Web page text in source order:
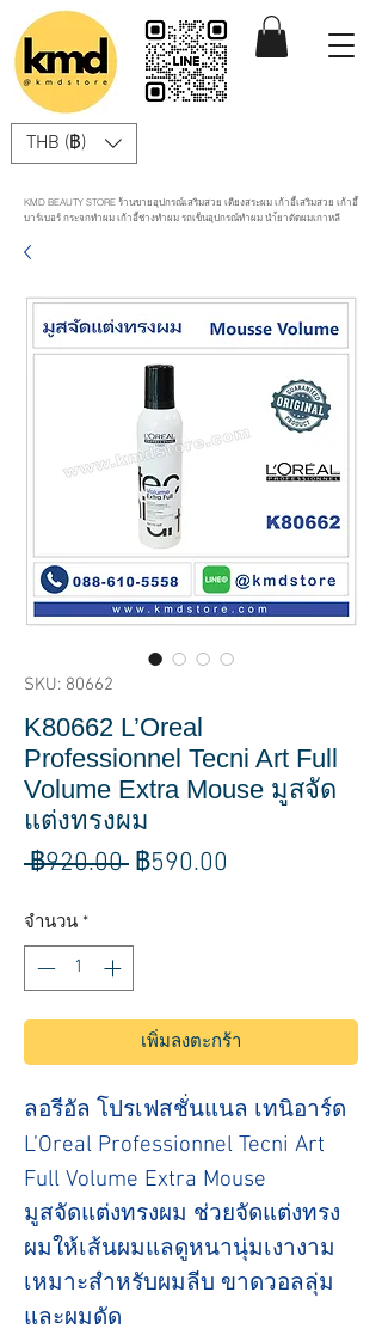
THB (฿)
KMD BEAUTY STORE ร้านขายอุปกรณ์เสริมสวย เตียงสระผม เก้าอี้เสริมสวย เก้าอี้
บาร์เบอร์ กระจกทำผม เก้าอี้ช่างทำผม รถเข็นอุปกรณ์ทำผม นำ้ยาดัดผมเกาหลี
SKU: 80662
K80662 L’Oreal
Professionnel Tecni Art Full
Volume Extra Mouse มูสจัด
แต่งทรงผม
฿920.00 ราคา
฿590.00
จำนวน *
เพิ่มลงตะกร้า
ลอรีอัล โปรเฟสชั่นแนล เทนิอาร์ด
L’Oreal Professionnel Tecni Art
Full Volume Extra Mouse
มูสจัดแต่งทรงผม ช่วยจัดแต่งทรง
ผมให้เส้นผมแลดูหนานุ่มเงางาม
เหมาะสำหรับผมลีบ ขาดวอลลุ่ม
และผมดัด